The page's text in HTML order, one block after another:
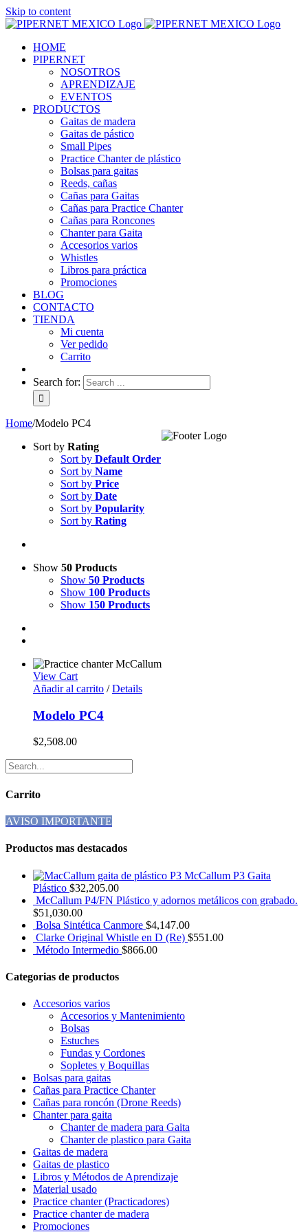
Skip to content
HOME
PIPERNET
NOSOTROS
APRENDIZAJE
EVENTOS
PRODUCTOS
Gaitas de madera
Gaitas de pástico
Small Pipes
Practice Chanter de plástico
Bolsas para gaitas
Reeds, cañas
Cañas para Gaitas
Cañas para Practice Chanter
Cañas para Roncones
Chanter para Gaita
Accesorios varios
Whistles
Libros para práctica
Promociones
BLOG
CONTACTO
TIENDA
Mi cuenta
Ver pedido
Carrito
Search for:
Home/Modelo PC4
Sort by Rating
Sort by Default Order
Sort by Name
Sort by Price
Sort by Date
Sort by Popularity
Sort by Rating
Show 50 Products
Show 50 Products
Show 100 Products
Show 150 Products
View Cart
Añadir al carrito / Details
Modelo PC4
$2,508.00
Carrito
AVISO IMPORTANTE
Productos mas destacados
McCallum P3 Gaita
Plástico $32,205.00
McCallum P4/FN Plástico y adornos metálicos con grabado.
$51,030.00
Bolsa Sintética Canmore $4,147.00
Clarke Original Whistle en D (Re) $551.00
Método Intermedio $866.00
Categorias de productos
Accesorios varios
Accesorios y Mantenimiento
Bolsas
Estuches
Fundas y Cordones
Sopletes y Boquillas
Bolsas para gaitas
Cañas para Practice Chanter
Cañas para roncón (Drone Reeds)
Chanter para gaita
Chanter de madera para Gaita
Chanter de plastico para Gaita
Gaitas de madera
Gaitas de plastico
Libros y Métodos de Aprendizaje
Material usado
Practice chanter (Practicadores)
Practice chanter de madera
Promociones